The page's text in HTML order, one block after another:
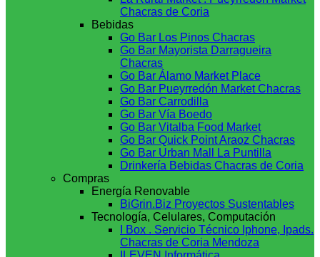
Chacras de Coria
Bebidas
Go Bar Los Pinos Chacras
Go Bar Mayorista Darragueira
Chacras
Go Bar Álamo Market Place
Go Bar Pueyrredón Market Chacras
Go Bar Carrodilla
Go Bar Vía Boedo
Go Bar Vitalba Food Market
Go Bar Quick Point Araoz Chacras
Go Bar Urban Mall La Puntilla
Drinkería Bebidas Chacras de Coria
Compras
Energía Renovable
BiGrin.Biz Proyectos Sustentables
Tecnología, Celulares, Computación
I Box . Servicio Técnico Iphone, Ipads.
Chacras de Coria Mendoza